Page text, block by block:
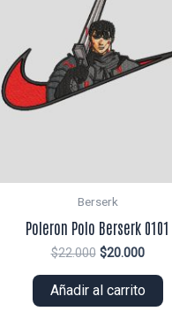
Berserk
Poleron Polo Berserk 0101
$22.000 El
original
era:
$20.000El
actual
es:
Añadir al carrito